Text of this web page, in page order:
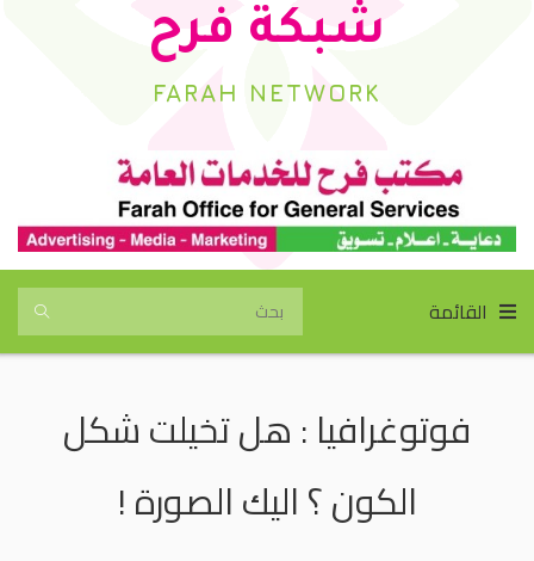
شبكة فرح
FARAH NETWORK
القائمة
فوتوغرافيا : هل تخيلت شكل
الكون ؟ اليك الصورة !